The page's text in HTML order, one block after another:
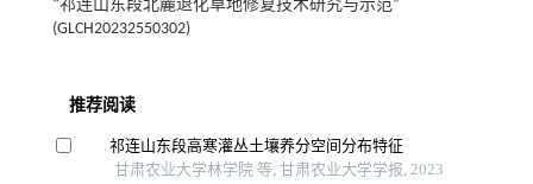
“祁连山东段北麓退化草地修复技术研究与示范”
(GLCH20232550302)